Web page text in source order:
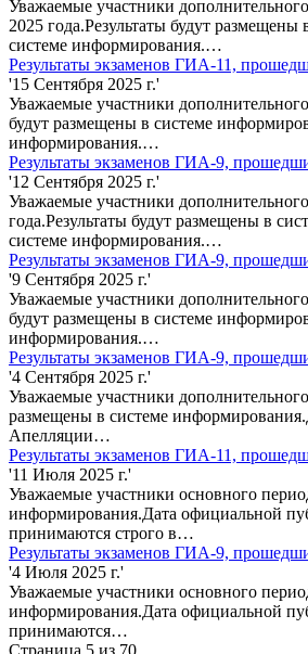
Уважаемые участники
2025 года.Результаты будут
системе информирования.…
Результаты экзаменов ГИА-11,
'15 Сентября 2025 г.'
Уважаемые участники
будут размещены в системе
информирования.…
Результаты экзаменов ГИА-9,
'12 Сентября 2025 г.'
Уважаемые участники
года.Результаты будут размещены в
системе информирования.…
Результаты экзаменов ГИА-9,
'9 Сентября 2025 г.'
Уважаемые участники
будут размещены в системе
информирования.…
Результаты экзаменов ГИА-9,
'4 Сентября 2025 г.'
Уважаемые участники
размещены в системе
Апелляции…
Результаты экзаменов ГИА-11,
'11 Июля 2025 г.'
Уважаемые участники основного
информирования.Дата официальной
принимаются строго в…
Результаты экзаменов ГИА-9,
'4 Июля 2025 г.'
Уважаемые участники основного
информирования.Дата официальной
принимаются…